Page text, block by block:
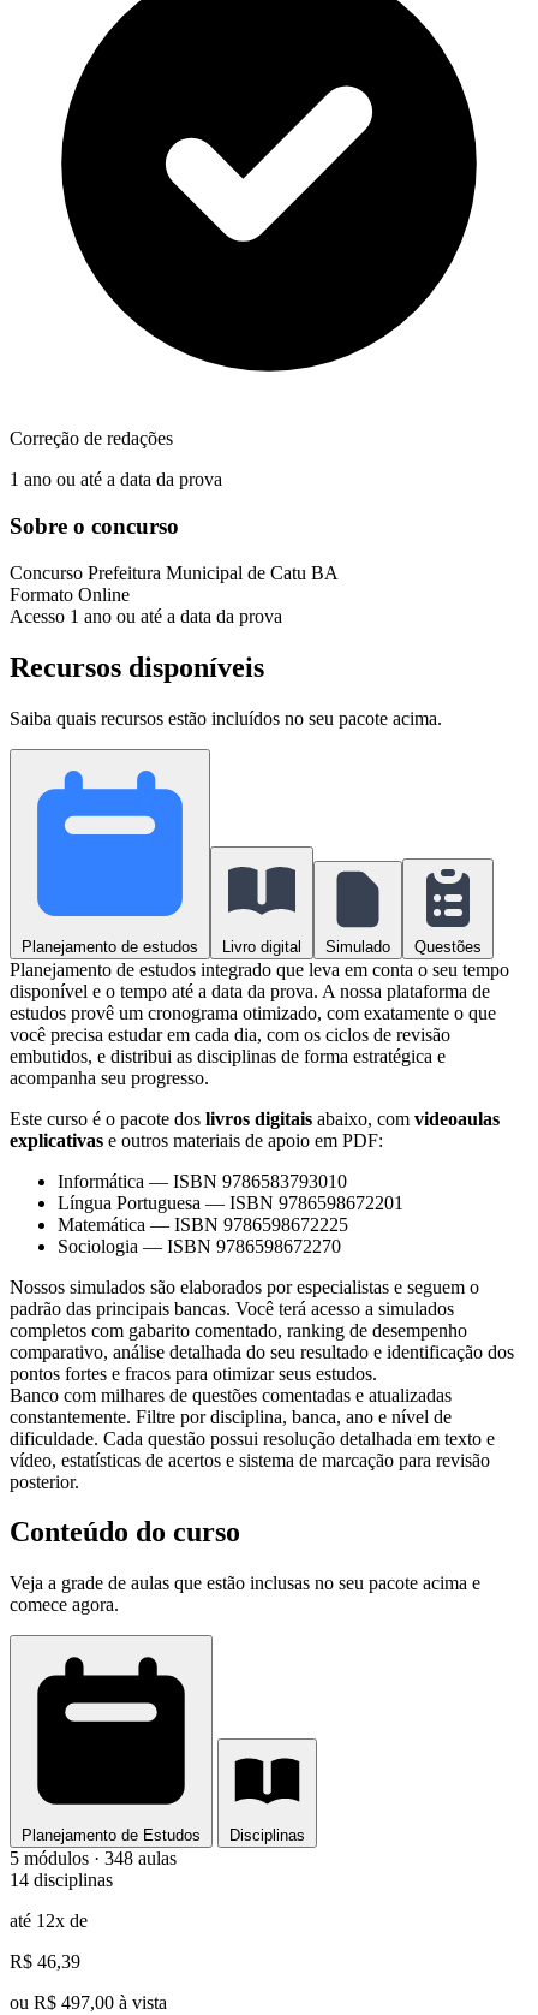
Correção de redações
1 ano ou até a data da prova
Sobre o concurso
Concurso Prefeitura Municipal de Catu BA
Formato Online
Acesso 1 ano ou até a data da prova
Recursos disponíveis
Saiba quais recursos estão incluídos no seu pacote acima.
Planejamento de estudos Livro digital Simulado Questões
Planejamento de estudos integrado que leva em conta o seu tempo
disponível e o tempo até a data da prova. A nossa plataforma de
estudos provê um cronograma otimizado, com exatamente o que
você precisa estudar em cada dia, com os ciclos de revisão
embutidos, e distribui as disciplinas de forma estratégica e
acompanha seu progresso.
Este curso é o pacote dos livros digitais abaixo, com videoaulas
explicativas e outros materiais de apoio em PDF:
Informática — ISBN 9786583793010
Língua Portuguesa — ISBN 9786598672201
Matemática — ISBN 9786598672225
Sociologia — ISBN 9786598672270
Nossos simulados são elaborados por especialistas e seguem o
padrão das principais bancas. Você terá acesso a simulados
completos com gabarito comentado, ranking de desempenho
comparativo, análise detalhada do seu resultado e identificação dos
pontos fortes e fracos para otimizar seus estudos.
Banco com milhares de questões comentadas e atualizadas
constantemente. Filtre por disciplina, banca, ano e nível de
dificuldade. Cada questão possui resolução detalhada em texto e
vídeo, estatísticas de acertos e sistema de marcação para revisão
posterior.
Conteúdo do curso
Veja a grade de aulas que estão inclusas no seu pacote acima e
comece agora.
Planejamento de Estudos Disciplinas
5 módulos · 348 aulas
14 disciplinas
até 12x de
R$ 46,39
ou R$ 497,00 à vista